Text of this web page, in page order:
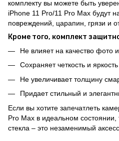
комплекту вы можете быть
iPhone 11 Pro/11 Pro Max будут
повреждений, царапин, грязи и
Кроме того, комплект
Не влияет на качество фото
Сохраняет четкость и
Не увеличивает толщину
Придает стильный и
Если вы хотите запечатлеть
Pro Max в идеальном состоянии,
стекла – это незаменимый